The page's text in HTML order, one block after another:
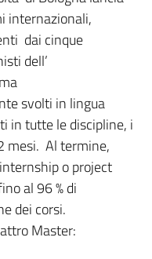
internazionali,
dai cinque
dell’
svolti in lingua
in tutte le discipline, i
mesi. Al termine,
o project
al 96 % di
dei corsi.
Master: